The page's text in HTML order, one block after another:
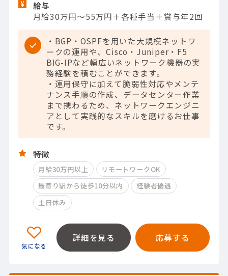
給与
月給30万円～55万円＋各種手当＋賞与年2回
・BGP・OSPFを用いた大規模ネットワ
ークの運用や、Cisco・Juniper・F5
BIG-IPなど幅広いネットワーク機器の実
務経験を積むことができます。
・運用保守に加えて脆弱性対応やメンテ
ナンス手順の作成、データセンター作業
まで携わるため、ネットワークエンジニ
アとして実践的なスキルを磨けるお仕事
です。
特徴
月給30万円以上
リモートワークOK
最寄り駅から徒歩10分以内
経験者優遇
土日休み
詳細を見る 応募する